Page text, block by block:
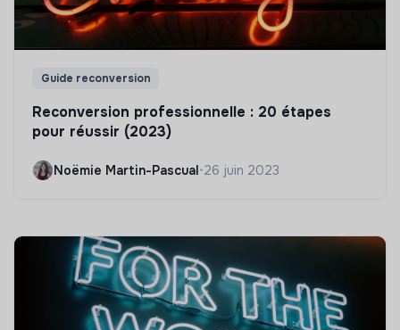
Guide reconversion
Reconversion professionnelle : 20 étapes
pour réussir (2023)
Noëmie Martin-Pascual•26 juin 2023